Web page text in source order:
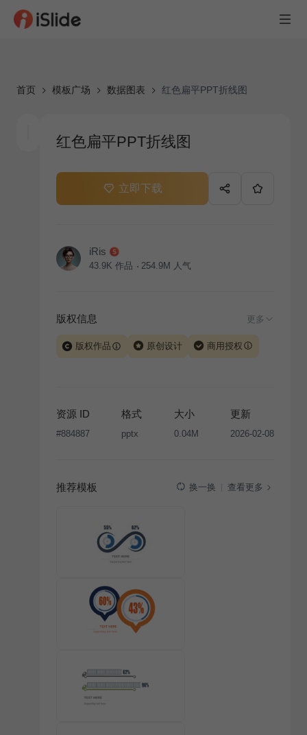
首页 模板广场 数据图表 红色扁平PPT折线图
红色扁平PPT折线图
立即下载
iRis
43.9K 作品 254.9M 人气
版权信息 更多
版权作品 原创设计 商用授权
版权声明
条款，禁止任何形式的转让、出售或出租，未
经投权许可任何人不得擅自转载和分发，否则将接照我
资源 ID
#884887
格式
pptx
大小
0.04M
更新
2026-02-08
推荐模板 换一换 查看更多